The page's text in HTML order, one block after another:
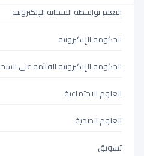
التعلم بواسطة السحابة الإلكترونية
الحكومة الإلكترونية
الحكومة الإلكترونية القائمة على
العلوم الاجتماعية
العلوم الصحية
تسويق